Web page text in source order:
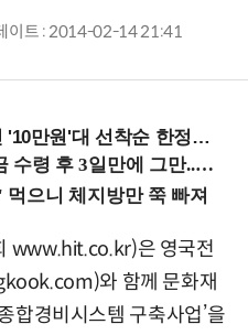
이트 : 2014-02-14 21:41
만원'대 선착순 한정판매!
www.hit.co.kr)은 영국전
와 함께 문화재
합경비시스템 구축사업’을